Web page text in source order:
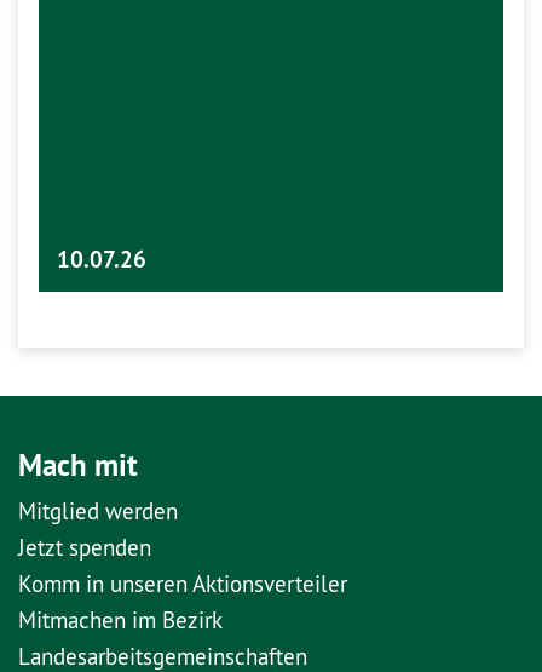
10.07.26
Mach mit
Mitglied werden
Jetzt spenden
Komm in unseren Aktionsverteiler
Mitmachen im Bezirk
Landesarbeitsgemeinschaften